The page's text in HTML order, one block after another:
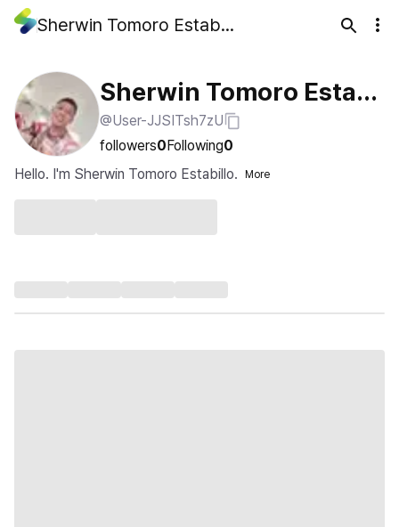
Sherwin Tomoro Estabillo
Sherwin Tomoro Estabi
llo
@User-JJSITsh7zU
followers0Following0
Hello. I'm Sherwin Tomoro Estabillo.
More